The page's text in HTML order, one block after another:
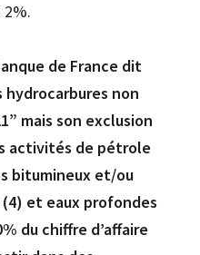
de France dit
non
mais son exclusion
activités de pétrole
bitumineux et/ou
et eaux profondes
du chiffre d’affaire